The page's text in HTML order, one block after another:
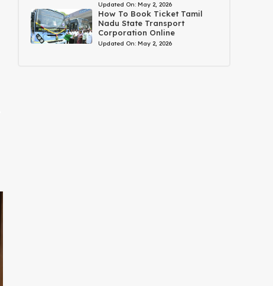
Updated On: May 2, 2026
How To Book Ticket Tamil
Nadu State Transport
Corporation Online
Updated On: May 2, 2026